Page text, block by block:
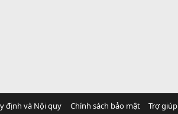
định và Nội quy Chính sách bảo mật Trợ giúp